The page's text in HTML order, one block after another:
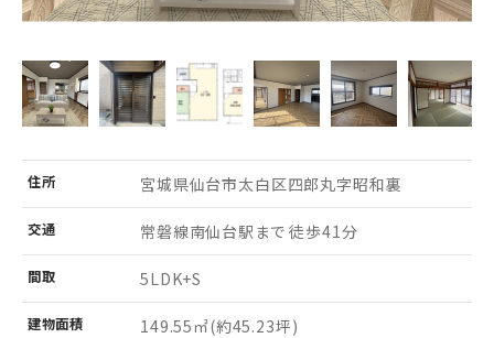
住所 宮城県仙台市太白区四郎丸字昭和裏
交通 常磐線南仙台駅まで 徒歩41分
間取 5LDK+S
建物面積 149.55㎡(約45.23坪)